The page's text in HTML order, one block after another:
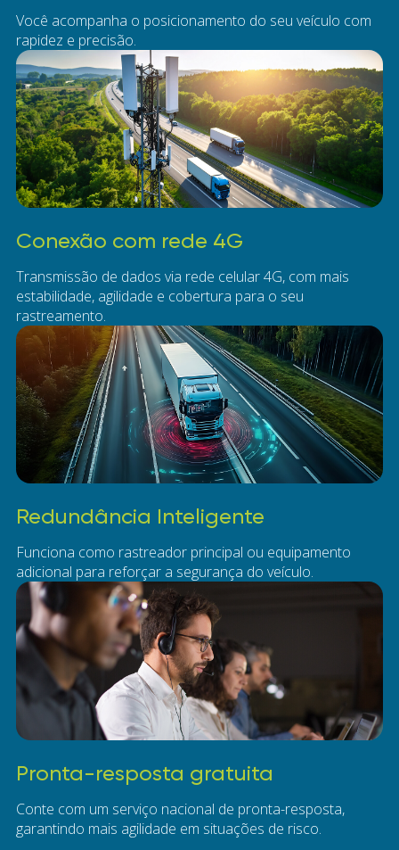
Você acompanha o posicionamento do seu veículo com
rapidez e precisão.
Conexão com rede 4G
Transmissão de dados via rede celular 4G, com mais
estabilidade, agilidade e cobertura para o seu
rastreamento.
Redundância Inteligente
Funciona como rastreador principal ou equipamento
adicional para reforçar a segurança do veículo.
Pronta-resposta gratuita
Conte com um serviço nacional de pronta-resposta,
garantindo mais agilidade em situações de risco.